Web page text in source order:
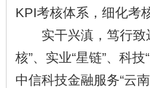
KPI考核体系，细化考
实干兴滇，笃行致
核”、实业“星链”、科
中信科技金融服务“云